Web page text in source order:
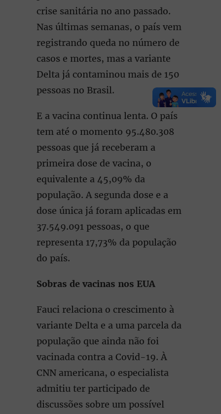
crise sanitária no ano passado.
Nas últimas semanas, o país vem
registrando queda no número de
casos e mortes, mas a variante
Delta já contaminou mais de 150
pessoas no Brasil.
E a vacina continua lenta. O país
tem até o momento 95.480.308
pessoas que já receberam a
primeira dose de vacina, o
equivalente a 45,09% da
população. A segunda dose e a
dose única já foram aplicadas em
37.549.091 pessoas, o que
representa 17,73% da população
do país.
Sobras de vacinas nos EUA
Fauci relaciona o crescimento à
variante Delta e a uma parcela da
população que ainda não foi
vacinada contra a Covid-19. À
CNN americana, o especialista
admitiu ter participado de
discussões sobre um possível